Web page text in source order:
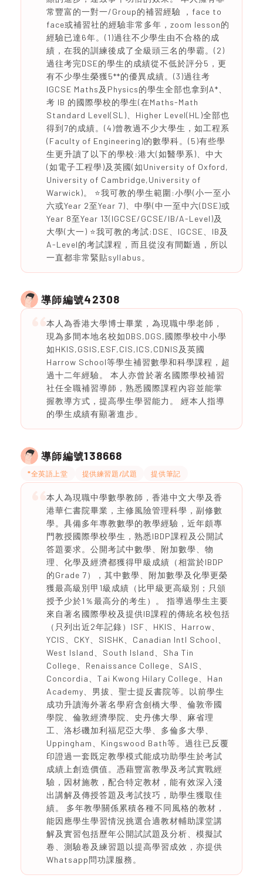
常豐富的一對一/Group的補習經驗 ，face to
face或補習社的經驗非常多年，zoom lesson的
經驗已達6年。(1)過往不少學生由不合格的成
績，在我的訓練後成了全級頭三名的學霸。(2)
過往考完DSE的學生的成績從不低於評分5，更
有不少學生榮獲5**的優異成績。(3)過往考
IGCSE Maths及Physics的學生全部也拿到A*、
考 IB 的國際學校的學生(在Maths-Math
Standard Level(SL)、Higher Level(HL)全部也
得到7的成績。(4)曾教過不少大學生，如工程系
(Faculty of Engineering)的數學科。(5)有些學
生更升讀了以下的學校:港大(如醫學系)、中大
(如電子工程學)及英國(如University of Oxford,
University of Cambridge,University of
Warwick)。 ⭐️我可教的學生範圍:小學(小一至小
六或Year 2至Year 7)、中學(中一至中六(DSE)或
Year 8至Year 13(IGCSE/GCSE/IB/A-Level)及
大學(大一) ⭐️我可教的考試:DSE、IGCSE、IB及
A-Level的考試課程，而且從沒有間斷過，所以
一直都非常緊貼syllabus。
導師編號42308
本人為香港大學博士畢業，為現職中學老師，
現為多間本地名校如DBS,DGS,國際學校中小學
如HKIS,GSIS,ESF,CIS,ICS,CDNIS及英國
Harrow School等學生補習數學和科學課程，超
過十二年經驗。 本人亦曾於著名國際學校補習
社任全職補習導師，熟悉國際課程內容並能掌
握教導方式，提高學生學習能力。 經本人指導
的學生成績有顯著進步。
導師編號138668
*全英語上堂 提供練習題/試題 提供筆記
本人為現職中學數學教師，香港中文大學及香
港華仁書院畢業，主修風險管理科學，副修數
學。具備多年專教數學的教學經驗，近年頗專
門教授國際學校學生，熟悉IBDP課程及公開試
答題要求。公開考試中數學、附加數學、物
理、化學及經濟都獲得甲級成績（相當於IBDP
的Grade 7），其中數學、附加數學及化學更榮
獲最高級別甲1級成績（比甲級更高級別；只頒
授予少於1％最高分的考生）。 指導過學生主要
來自著名國際學校及提供IB課程的傳統名校包括
（只列出近2年記錄）ISF、HKIS、Harrow、
YCIS、CKY、SISHK、Canadian Intl School、
West Island、South Island、Sha Tin
College、Renaissance College、SAIS、
Concordia、Tai Kwong Hilary College、Han
Academy、男拔、聖士提反書院等。以前學生
成功升讀海外著名學府含劍橋大學、倫敦帝國
學院、倫敦經濟學院、史丹佛大學、麻省理
工、洛杉磯加利福尼亞大學、多倫多大學、
Uppingham、Kingswood Bath等。過往已反覆
印證過一套既定教學模式能成功助學生於考試
成績上創造價值。憑藉豐富教學及考試實戰經
驗，因材施教，配合特定教材，能有效深入淺
出講解及傳授答題及考試技巧，助學生獲取佳
績。 多年教學關係累積各種不同風格的教材，
能因應學生學習情況挑選合適教材輔助課堂講
解及實習包括歷年公開試試題及分析、模擬試
卷、測驗卷及練習題以提高學習成效，亦提供
Whatsapp問功課服務。